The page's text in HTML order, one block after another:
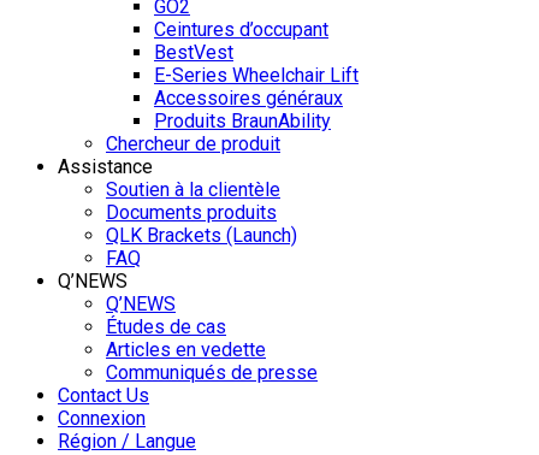
GO2
Ceintures d’occupant
BestVest
E-Series Wheelchair Lift
Accessoires généraux
Produits BraunAbility
Chercheur de produit
Assistance
Soutien à la clientèle
Documents produits
QLK Brackets (Launch)
FAQ
Q’NEWS
Q’NEWS
Études de cas
Articles en vedette
Communiqués de presse
Contact Us
Connexion
Région / Langue